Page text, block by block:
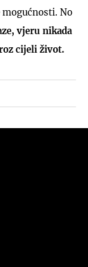
No
vjeru nikada
cijeli život.